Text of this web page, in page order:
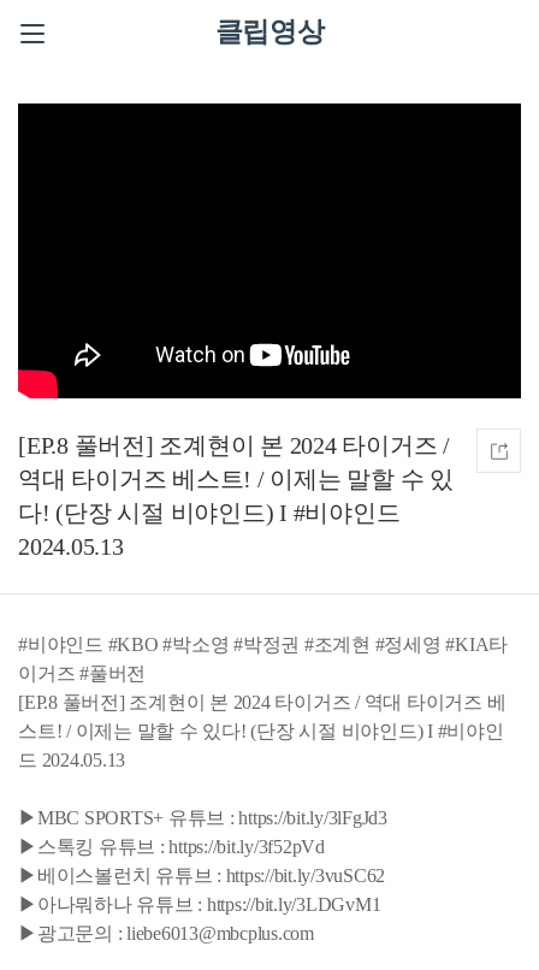
클립영상
[EP.8 풀버전] 조계현이 본 2024 타이거즈 /
역대 타이거즈 베스트! / 이제는 말할 수 있
다! (단장 시절 비야인드) I #비야인드
2024.05.13
#비야인드 #KBO #박소영 #박정권 #조계현 #정세영 #KIA타
이거즈 #풀버전
[EP.8 풀버전] 조계현이 본 2024 타이거즈 / 역대 타이거즈 베
스트! / 이제는 말할 수 있다! (단장 시절 비야인드) I #비야인
드 2024.05.13
▶MBC SPORTS+ 유튜브 : https://bit.ly/3lFgJd3
▶스톡킹 유튜브 : https://bit.ly/3f52pVd
▶베이스볼런치 유튜브 : https://bit.ly/3vuSC62
▶아나뭐하나 유튜브 : https://bit.ly/3LDGvM1
▶광고문의 : liebe6013@mbcplus.com